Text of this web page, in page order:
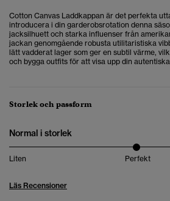
Cotton Canvas Laddkappan är det perfekta
introducera i din garderobsrotation denna
jacksilhuett och starka influenser från
jackan genomgående robusta utilitaristiska
lätt vadderat lager som ger en subtil värme,
och bygga outfits för att visa upp din
Storlek och passform
Normal i storlek
Liten Perfekt
Läs Recensioner